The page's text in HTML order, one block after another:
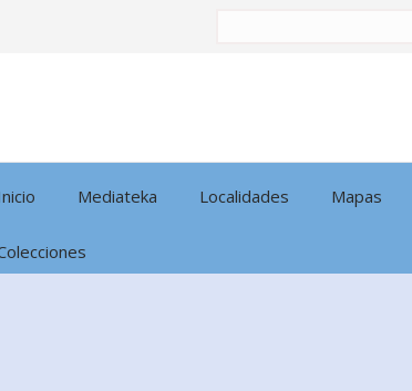
Mediateka Localidades Mapas